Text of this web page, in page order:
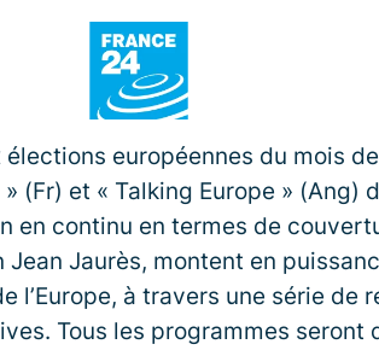
élections européennes du mois
(Fr) et « Talking Europe » (Ang)
en continu en termes de
Jean Jaurès, montent en
l’Europe, à travers une série de
Tous les programmes seront